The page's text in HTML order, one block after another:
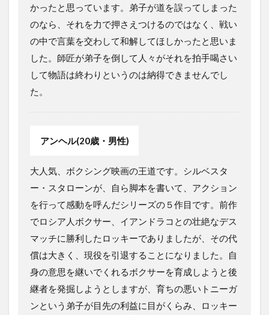
かったと思っています。弟子が道を誤ってしまった
のなら、それを力で押さえつけるのではなく、戦い
の中で言葉を交わして和解してほしかったと思いま
した。師匠が弟子を倒して人々がそれを拍手喝さい
して物語は終わりというのは納得できませんでし
た。
アンヘル(20歳・男性)
大人気、ボクシング映画の王道です。シルベスタ
ー・スタローンが、自ら脚本を書いて、アクション
を行って感動を呼んだシリーズの５作目です。前作
でロシア人ボクサー、イアンドラコとの壮絶なデス
マッチに勝利したロッキーでありましたが、その代
償は大きく、現役を引退することになりました。自
身の意思を継いでくれるボクサーを育成しようと後
継者を発掘しようとしますが、育ちの悪いトニーガ
ンという弟子が目先の利益に目がくらみ、ロッキー